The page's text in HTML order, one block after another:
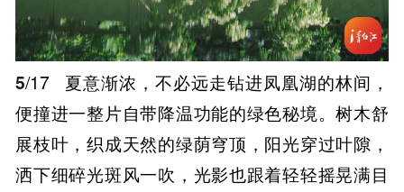
5/17
夏意渐浓，不必远走钻进凤凰湖的林间，
便撞进一整片自带降温功能的绿色秘境。树木舒
展枝叶，织成天然的绿荫穹顶，阳光穿过叶隙，
洒下细碎光斑风一吹，光影也跟着轻轻摇晃满目